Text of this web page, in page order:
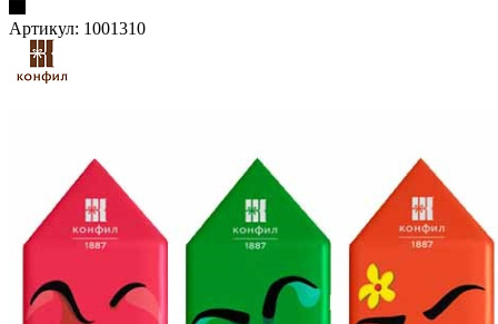
Артикул: 1001310